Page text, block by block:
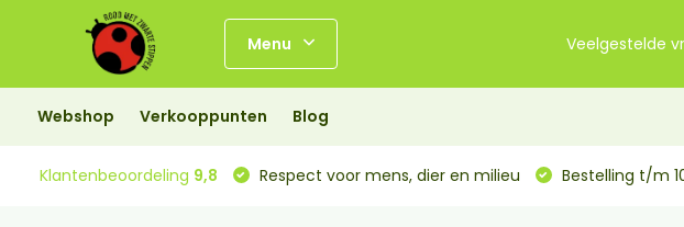
Menu Veelgestelde
Webshop Verkooppunten Blog
Klantenbeoordeling 9,8 Respect voor mens, dier en milieu Bestelling t/m